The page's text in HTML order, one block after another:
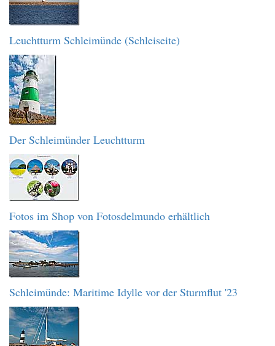
Leuchtturm Schleimünde (Schleiseite)
Der Schleimünder Leuchtturm
Fotos im Shop von Fotosdelmundo erhältlich
Schleimünde: Maritime Idylle vor der Sturmflut '23